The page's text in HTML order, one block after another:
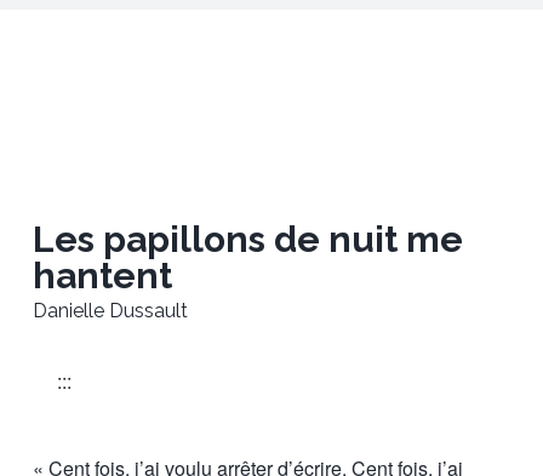
Les papillons de nuit me
hantent
Danielle Dussault
:::
« Cent fois, j’ai voulu arrêter d’écrire. Cent fois, j’ai